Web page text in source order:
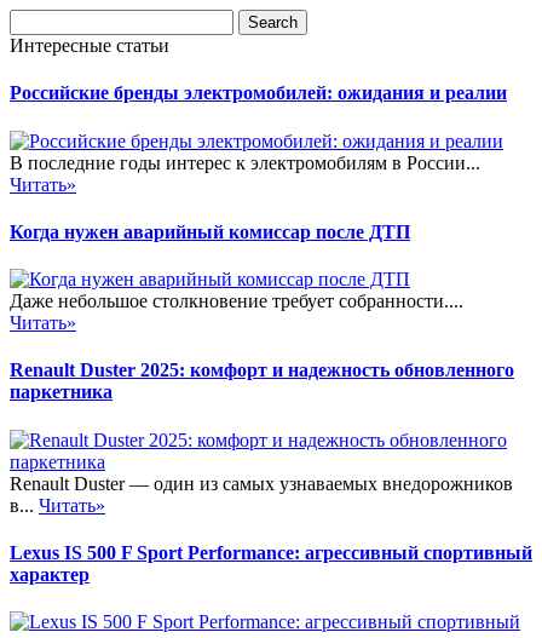
Интересные статьи
Российские бренды электромобилей: ожидания и реалии
В последние годы интерес к электромобилям в России...
Читать»
Когда нужен аварийный комиссар после ДТП
Даже небольшое столкновение требует собранности....
Читать»
Renault Duster 2025: комфорт и надежность обновленного
паркетника
Renault Duster — один из самых узнаваемых внедорожников
в... Читать»
Lexus IS 500 F Sport Performance: агрессивный спортивный
характер